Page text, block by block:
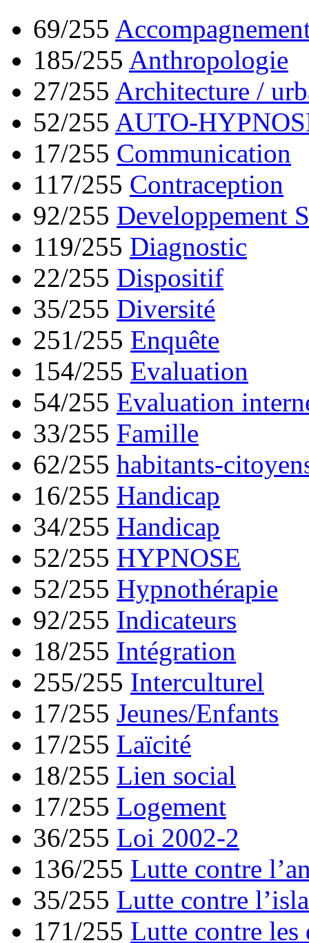
69/255
185/255 Anthropologie
27/255 Architecture /
52/255 AUTO-
17/255 Communication
117/255 Contraception
92/255 Developpement
119/255 Diagnostic
22/255 Dispositif
35/255 Diversité
251/255 Enquête
154/255 Evaluation
54/255 Evaluation
33/255 Famille
62/255 habitants-
16/255 Handicap
34/255 Handicap
52/255 HYPNOSE
52/255 Hypnothérapie
92/255 Indicateurs
18/255 Intégration
255/255 Interculturel
17/255 Jeunes/Enfants
17/255 Laïcité
18/255 Lien social
17/255 Logement
36/255 Loi 2002-2
136/255 Lutte contre
35/255 Lutte contre
171/255 Lutte contre